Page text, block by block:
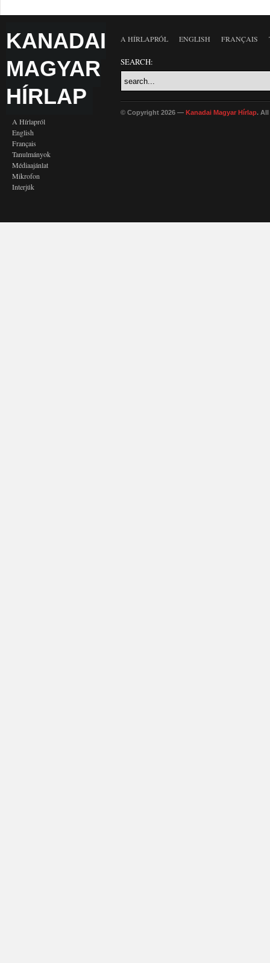
KANADAI
MAGYAR
HÍRLAP
A Hírlapról
English
Français
Tanulmányok
Médiaajánlat
Mikrofon
Interjúk
A HÍRLAPRÓL ENGLISH FRANÇAIS
SEARCH:
© Copyright 2026 — Kanadai Magyar Hírlap. All